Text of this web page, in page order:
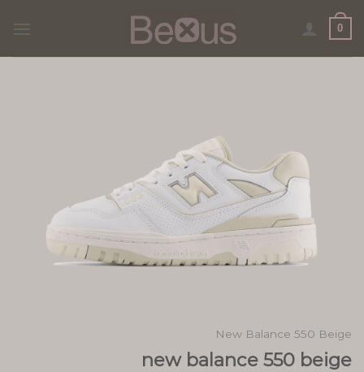
0
New Balance 550 Beige
new balance 550 beige